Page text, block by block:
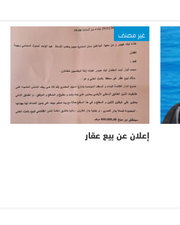
غير مصنف
إعلان عن بيع عقار